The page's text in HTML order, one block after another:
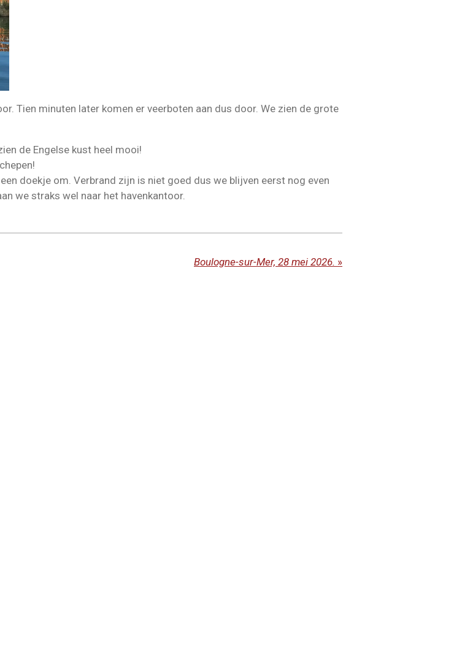
Tien minuten later komen er veerboten aan dus door. We zien de grote
de Engelse kust heel mooi!
doekje om. Verbrand zijn is niet goed dus we blijven eerst nog even
we straks wel naar het havenkantoor.
Boulogne-sur-Mer, 28 mei 2026. »